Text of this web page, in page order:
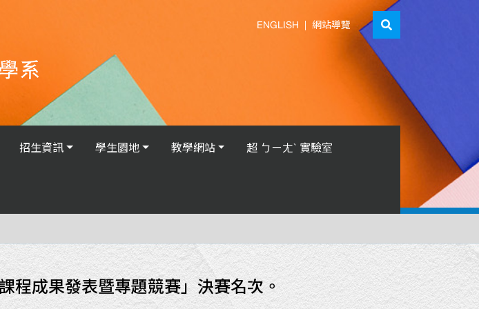
ENGLISH | 網站導覽
招生資訊 學生園地 教學網站 超 ㄅㄧㄤˋ 實驗室
程成果發表暨專題競賽」決賽名次。